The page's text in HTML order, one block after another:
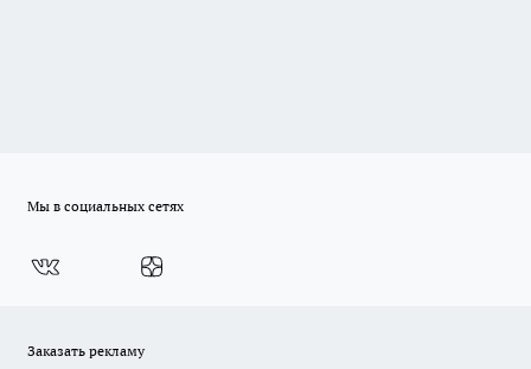
Мы в социальных сетях
Заказать рекламу